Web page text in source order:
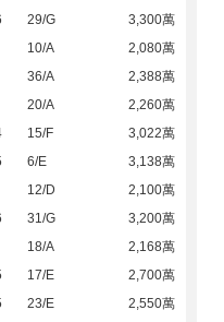
29/G
3,300萬
10/A
2,080萬
36/A
2,388萬
20/A
2,260萬
15/F
3,022萬
6/E
3,138萬
12/D
2,100萬
31/G
3,200萬
18/A
2,168萬
17/E
2,700萬
23/E
2,550萬